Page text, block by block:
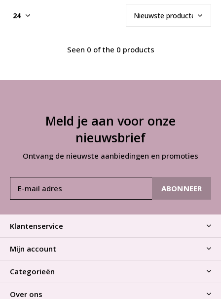
Seen 0 of the 0 products
Meld je aan voor onze
nieuwsbrief
Ontvang de nieuwste aanbiedingen en promoties
ABONNEER
Klantenservice
Mijn account
Categorieën
Over ons